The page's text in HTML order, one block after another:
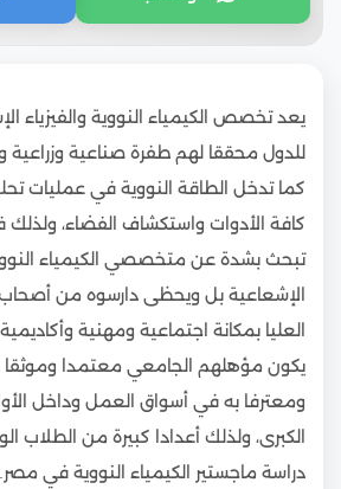
يعد تخصص الكيمياء النووية والفيزياء
للدول محققا لهم طفرة صناعية وزراعية
كما تدخل الطاقة النووية في عمليات
كافة الأدوات واستكشاف الفضاء، ولذلك
تبحث بشدة عن متخصصي الكيمياء
الإشعاعية بل ويحظى دارسوه من أصحاب
العليا بمكانة اجتماعية ومهنية
يكون مؤهلهم الجامعي معتمدا وموثقا
ومعترفا به في أسواق العمل وداخل
الكبرى، ولذلك أعدادا كبيرة من الطلاب
دراسة ماجستير الكيمياء النووية في مصر.